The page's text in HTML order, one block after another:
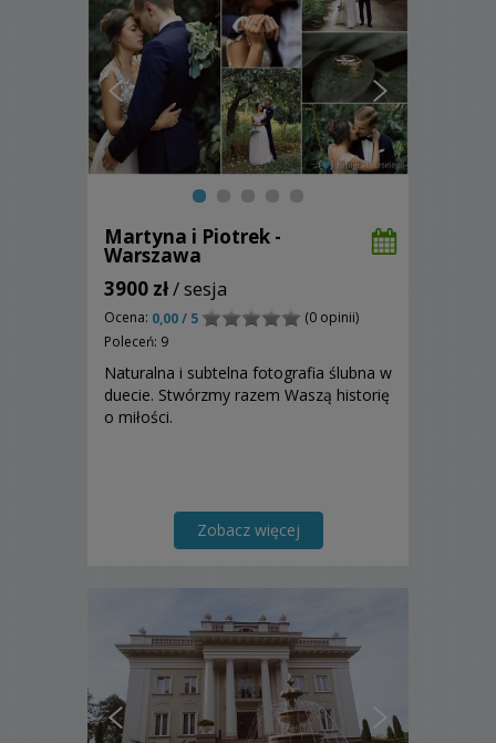
Martyna i Piotrek -
Warszawa
3900 zł/ sesja
Ocena: 0,00 / 5
(0 opinii)
Poleceń: 9
Naturalna i subtelna fotografia ślubna w
duecie. Stwórzmy razem Waszą historię
o miłości.
Zobacz więcej